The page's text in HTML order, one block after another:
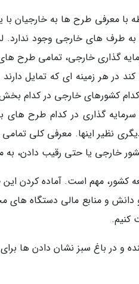
با معرفی طرح ها به خارجیان
طرف های خارجی وجود ندارد.
گذاری خارجی، تمامی طرح
کند در هر زمینه ای که تمایل
کشورهای خارجی در کدام بخش
سرمایه گذاری در کدام طرح
خارجی یا حتی رقیب دادن، به
کشور، مهم است. آماده کردن
و منابع مالی دستگاه های
کنیم.
و در باغ سبز نشان دادن ها